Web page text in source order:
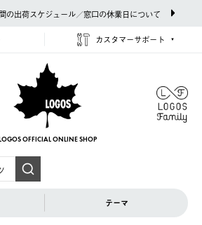
の出荷スケジュール／窓口の休業日について
カスタマーサポート
LOGOS OFFICIAL ONLINE SHOP
テーマ